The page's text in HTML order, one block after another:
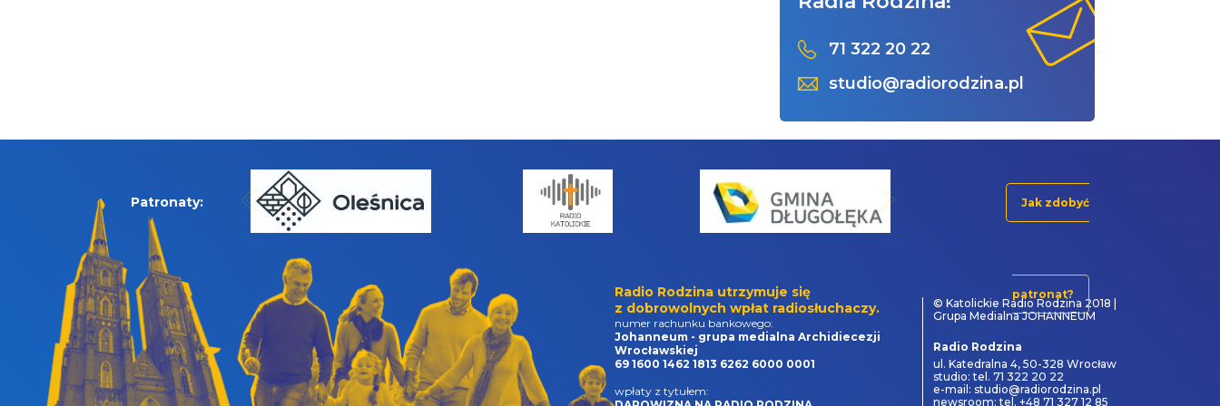
71 322 20 22
studio@radiorodzina.pl
Patronaty: Jak zdobyć
patronat?
Radio Rodzina utrzymuje się
z dobrowolnych wpłat radiosłuchaczy.
numer rachunku bankowego:
Johanneum - grupa medialna Archidiecezji
Wrocławskiej
69 1600 1462 1813 6262 6000 0001
wpłaty z tytułem:
© Katolickie Radio Rodzina 2018 |
Grupa Medialna JOHANNEUM
Radio Rodzina
ul. Katedralna 4, 50-328 Wrocław
studio: tel. 71 322 20 22
e-mail: studio@radiorodzina.pl
newsroom: tel. +48 71 327 12 85